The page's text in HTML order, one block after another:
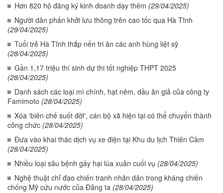
Hơn 820 hộ đăng ký kinh doanh dạy thêm (29/04/2025)
Người dân phấn khởi lưu thông trên cao tốc qua Hà Tĩnh
(29/04/2025)
Tuổi trẻ Hà Tĩnh thắp nến tri ân các anh hùng liệt sỹ
(28/04/2025)
Gần 1,17 triệu thí sinh dự thi tốt nghiệp THPT 2025
(28/04/2025)
Danh sách các loại mì chính, hạt nêm, dầu ăn giả của công ty
Famimoto (28/04/2025)
Xóa 'biên chế suốt đời', cán bộ xã hiện tại có thể chuyển thành
công chức (28/04/2025)
Đưa vào khai thác dịch vụ xe điện tại Khu du lịch Thiên Cầm
(28/04/2025)
Nhiều loại sâu bệnh gây hại lúa xuân cuối vụ (28/04/2025)
Nghệ thuật chỉ đạo chiến tranh nhân dân trong kháng chiến
chống Mỹ cứu nước của Đảng ta (28/04/2025)